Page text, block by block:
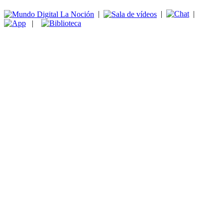
| |
|
|